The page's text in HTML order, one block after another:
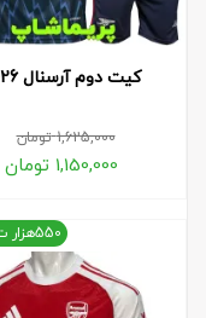
کیت دوم آرسنال 2026
1,625,000تومان
1,150,000 تومان
550هزار ت تخفیف